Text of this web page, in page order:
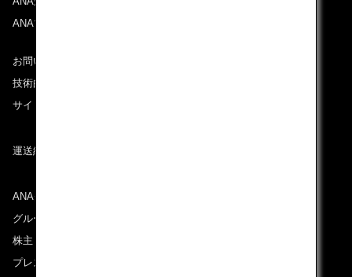
ANAマイレージクラブ
お問い合わせ
技術的なお問い合わせ（推奨環境）
サイトマップ
運送約款
ANAグループについて
グループ企業一覧
株主・投資家情報
プレスリリース